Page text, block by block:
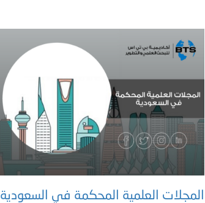
المجلات العلمية المحكمة في السعودية